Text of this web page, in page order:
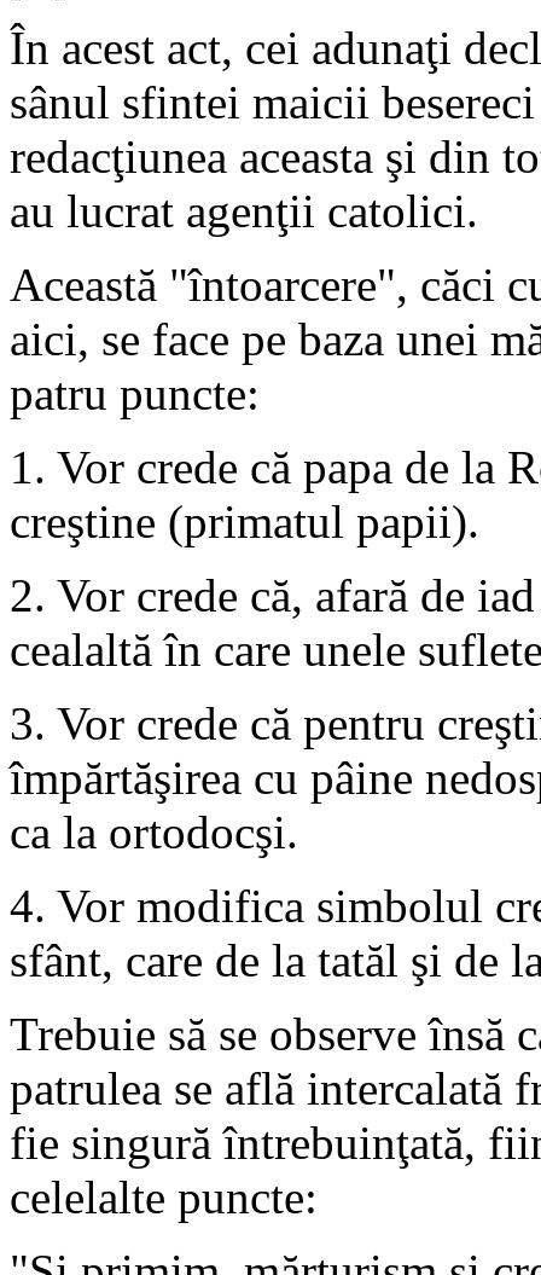
În acest act, cei adunaţi
sânul sfintei maicii
redacţiunea aceasta şi din
au lucrat agenţii catolici.
Această "întoarcere", căci
aici, se face pe baza unei
patru puncte:
1. Vor crede că papa de la
creştine (primatul papii).
2. Vor crede că, afară de
cealaltă în care unele
3. Vor crede că pentru
împărtăşirea cu pâine
ca la ortodocşi.
4. Vor modifica simbolul
sfânt, care de la tatăl şi de
Trebuie să se observe
patrulea se află intercalată
fie singură întrebuinţată,
celelalte puncte: